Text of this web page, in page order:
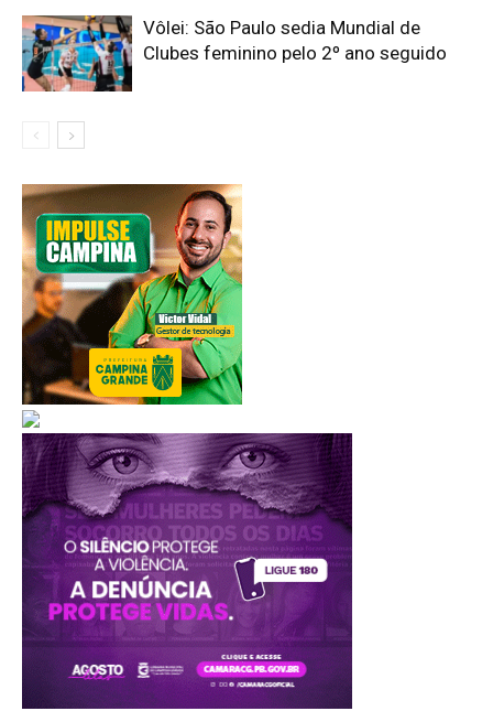
Vôlei: São Paulo sedia Mundial de
Clubes feminino pelo 2º ano seguido